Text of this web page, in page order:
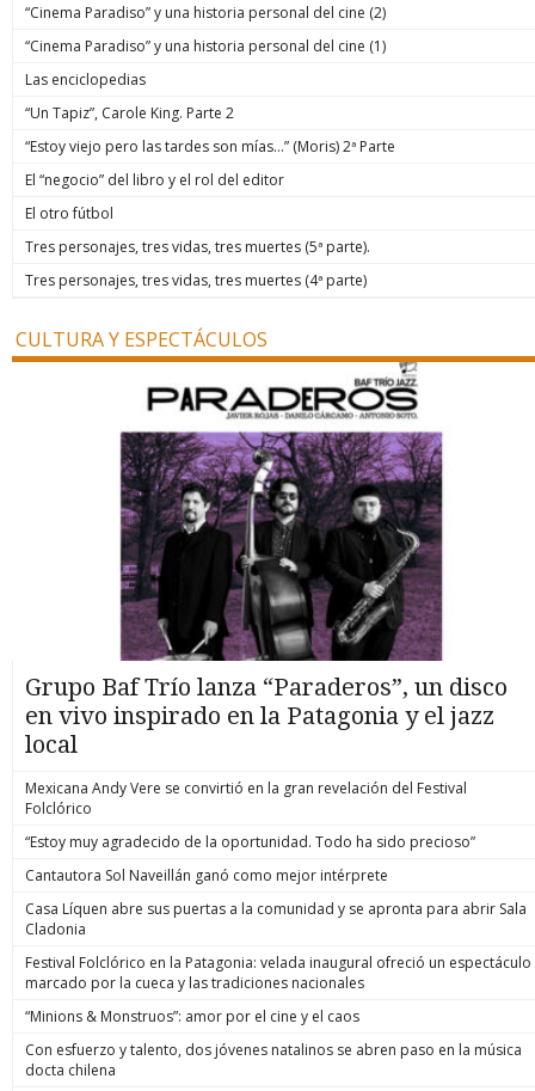
“Cinema Paradiso” y una historia personal del cine (2)
“Cinema Paradiso” y una historia personal del cine (1)
Las enciclopedias
“Un Tapiz”, Carole King. Parte 2
“Estoy viejo pero las tardes son mías…” (Moris) 2ª Parte
El “negocio” del libro y el rol del editor
El otro fútbol
Tres personajes, tres vidas, tres muertes (5ª parte).
Tres personajes, tres vidas, tres muertes (4ª parte)
CULTURA Y ESPECTÁCULOS
Grupo Baf Trío lanza “Paraderos”, un disco
en vivo inspirado en la Patagonia y el jazz
local
Mexicana Andy Vere se convirtió en la gran revelación del Festival
Folclórico
“Estoy muy agradecido de la oportunidad. Todo ha sido precioso”
Cantautora Sol Naveillán ganó como mejor intérprete
Casa Líquen abre sus puertas a la comunidad y se apronta para abrir Sala
Cladonia
Festival Folclórico en la Patagonia: velada inaugural ofreció un espectáculo
marcado por la cueca y las tradiciones nacionales
“Minions & Monstruos”: amor por el cine y el caos
Con esfuerzo y talento, dos jóvenes natalinos se abren paso en la música
docta chilena